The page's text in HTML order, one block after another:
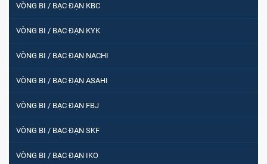
VÒNG BI / BẠC ĐẠN KBC
VÒNG BI / BẠC ĐẠN KYK
VÒNG BI / BẠC ĐẠN NACHI
VÒNG BI / BẠC ĐẠN ASAHI
VÒNG BI / BẠC ĐẠN FBJ
VÒNG BI / BẠC ĐẠN SKF
VÒNG BI / BẠC ĐẠN IKO